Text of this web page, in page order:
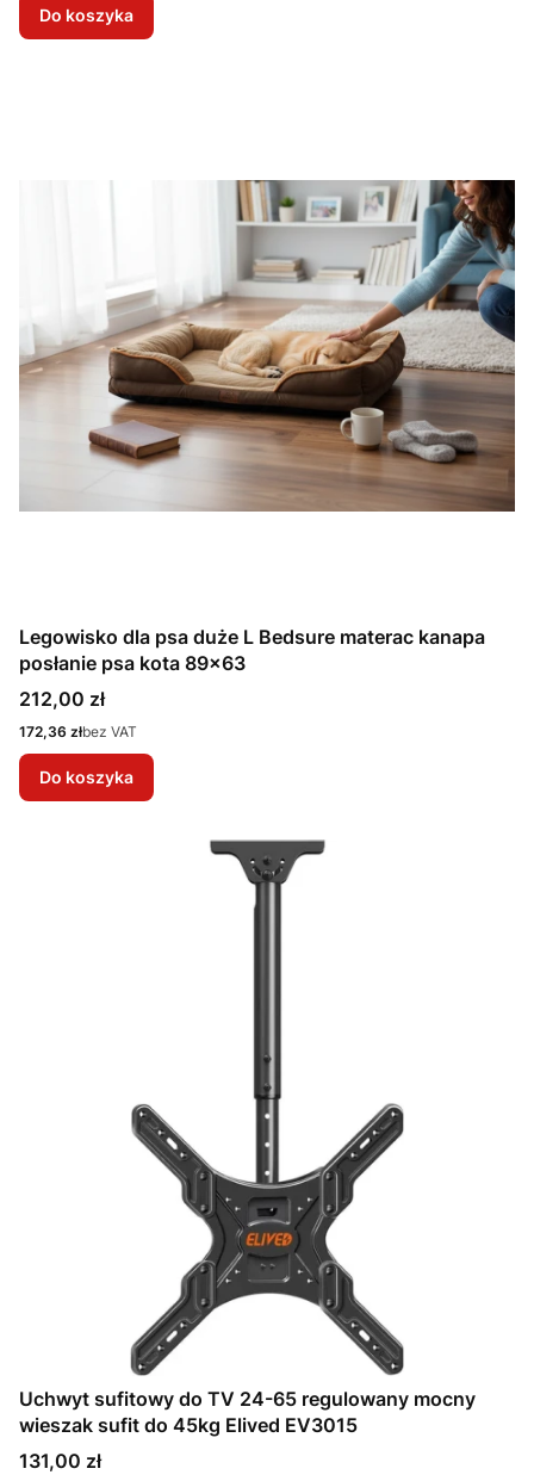
Do koszyka
Legowisko dla psa duże L Bedsure materac kanapa
posłanie psa kota 89x63
Cena
212,00 zł
Cena
172,36 złbez VAT
Do koszyka
Uchwyt sufitowy do TV 24-65 regulowany mocny
wieszak sufit do 45kg Elived EV3015
Cena
131,00 zł